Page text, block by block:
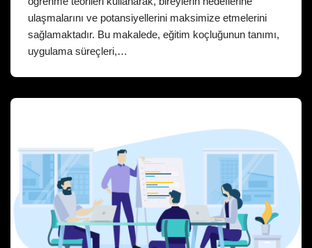
ulaşmalarını ve potansiyellerini maksimize etmelerini
sağlamaktadır. Bu makalede, eğitim koçluğunun tanımı,
uygulama süreçleri,…